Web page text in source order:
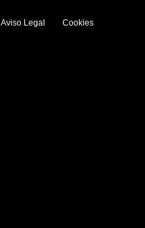
Aviso Legal Cookies